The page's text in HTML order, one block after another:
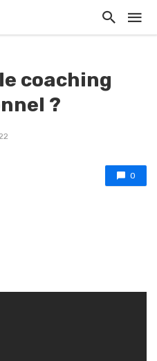
coaching
?
0